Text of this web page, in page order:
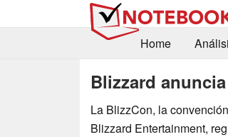
Home
Blizzard
La BlizzCon, la
Blizzard Entertainment,